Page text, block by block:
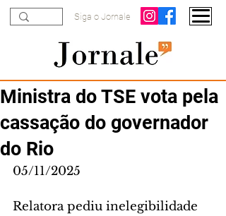
Siga o Jornale
Ministra do TSE vota pela
cassação do governador
do Rio
05/11/2025
Relatora pediu inelegibilidade